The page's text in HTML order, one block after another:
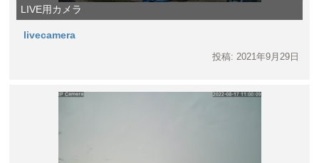
LIVE用カメラ
livecamera
投稿: 2021年9月29日